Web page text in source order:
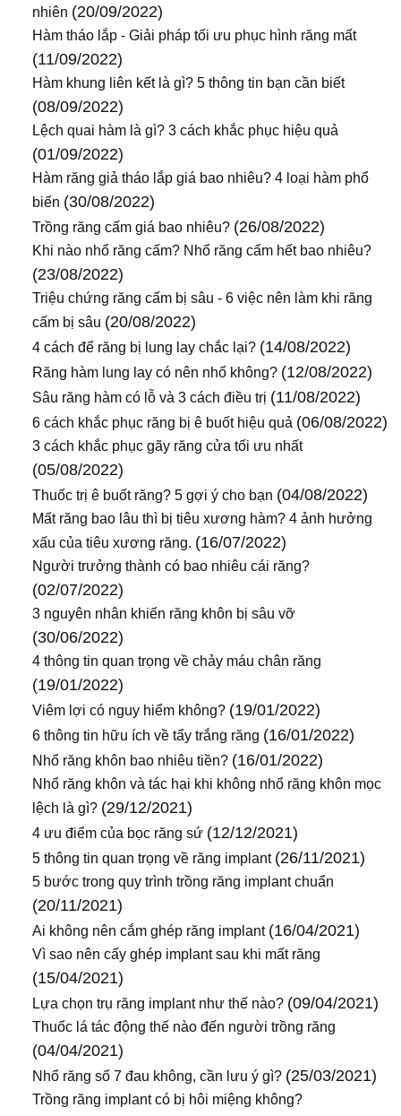
nhiên (20/09/2022)
Hàm tháo lắp - Giải pháp tối ưu phục hình răng mất
(11/09/2022)
Hàm khung liên kết là gì? 5 thông tin bạn cần biết
(08/09/2022)
Lệch quai hàm là gì? 3 cách khắc phục hiệu quả
(01/09/2022)
Hàm răng giả tháo lắp giá bao nhiêu? 4 loại hàm phổ
biến (30/08/2022)
Trồng răng cấm giá bao nhiêu? (26/08/2022)
Khi nào nhổ răng cấm? Nhổ răng cấm hết bao nhiêu?
(23/08/2022)
Triệu chứng răng cấm bị sâu - 6 việc nên làm khi răng
cấm bị sâu (20/08/2022)
4 cách để răng bị lung lay chắc lại? (14/08/2022)
Răng hàm lung lay có nên nhổ không? (12/08/2022)
Sâu răng hàm có lỗ và 3 cách điều trị (11/08/2022)
6 cách khắc phục răng bị ê buốt hiệu quả (06/08/2022)
3 cách khắc phục gãy răng cửa tối ưu nhất
(05/08/2022)
Thuốc trị ê buốt răng? 5 gợi ý cho bạn (04/08/2022)
Mất răng bao lâu thì bị tiêu xương hàm? 4 ảnh hưởng
xấu của tiêu xương răng. (16/07/2022)
Người trưởng thành có bao nhiêu cái răng?
(02/07/2022)
3 nguyên nhân khiến răng khôn bị sâu vỡ
(30/06/2022)
4 thông tin quan trọng về chảy máu chân răng
(19/01/2022)
Viêm lợi có nguy hiểm không? (19/01/2022)
6 thông tin hữu ích về tẩy trắng răng (16/01/2022)
Nhổ răng khôn bao nhiêu tiền? (16/01/2022)
Nhổ răng khôn và tác hại khi không nhổ răng khôn mọc
lệch là gì? (29/12/2021)
4 ưu điểm của bọc răng sứ (12/12/2021)
5 thông tin quan trọng về răng implant (26/11/2021)
5 bước trong quy trình trồng răng implant chuẩn
(20/11/2021)
Ai không nên cắm ghép răng implant (16/04/2021)
Vì sao nên cấy ghép implant sau khi mất răng
(15/04/2021)
Lựa chọn trụ răng implant như thế nào? (09/04/2021)
Thuốc lá tác động thế nào đến người trồng răng
(04/04/2021)
Nhổ răng số 7 đau không, cần lưu ý gì? (25/03/2021)
Trồng răng implant có bị hôi miệng không?